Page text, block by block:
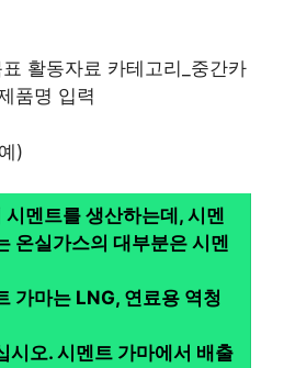
활동자료 카테고리_중간카
품명 입력
)
멘트를 생산하는데, 시멘
온실가스의 대부분은 시멘
가마는 LNG, 연료용 역청
시오. 시멘트 가마에서 배출